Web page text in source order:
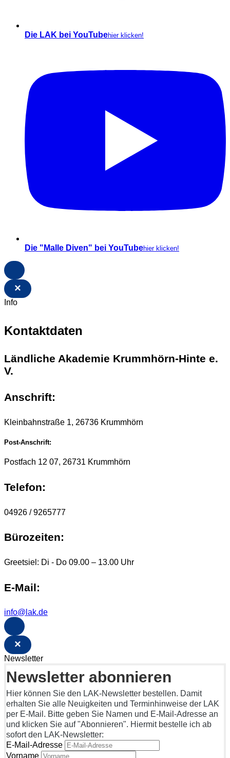
Die LAK bei YouTubehier klicken!
Die "Malle Diven" bei YouTubehier klicken!
×
Info
Kontaktdaten
Ländliche Akademie Krummhörn-Hinte e.
V.
Anschrift:
Kleinbahnstraße 1, 26736 Krummhörn
Post-Anschrift:
Postfach 12 07, 26731 Krummhörn
Telefon:
04926 / 9265777
Bürozeiten:
Greetsiel: Di - Do 09.00 – 13.00 Uhr
E-Mail:
info@lak.de
×
Newsletter
Newsletter abonnieren
Hier können Sie den LAK-Newsletter bestellen. Damit
erhalten Sie alle Neuigkeiten und Terminhinweise der LAK
per E-Mail. Bitte geben Sie Namen und E-Mail-Adresse an
und klicken Sie auf "Abonnieren". Hiermit bestelle ich ab
sofort den LAK-Newsletter:
E-Mail-Adresse
Vorname